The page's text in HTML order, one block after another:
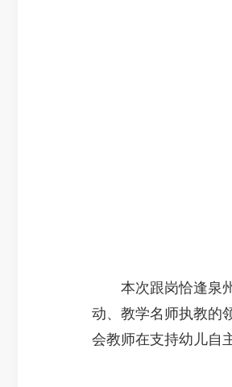
本次跟岗恰逢泉州
动、教学名师执教的
会教师在支持幼儿自